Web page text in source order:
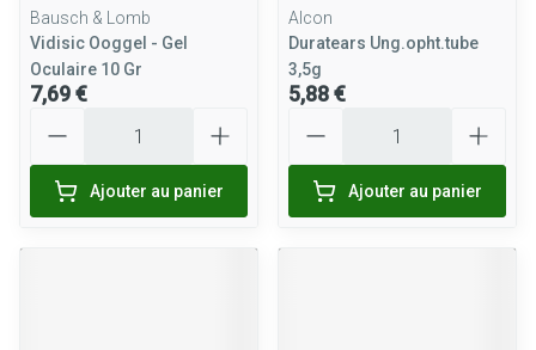
Bausch & Lomb
Vidisic Ooggel - Gel
Oculaire 10 Gr
7,69 €
Ajouter au panier
Alcon
Duratears Ung.opht.tube
3,5g
5,88 €
Ajouter au panier